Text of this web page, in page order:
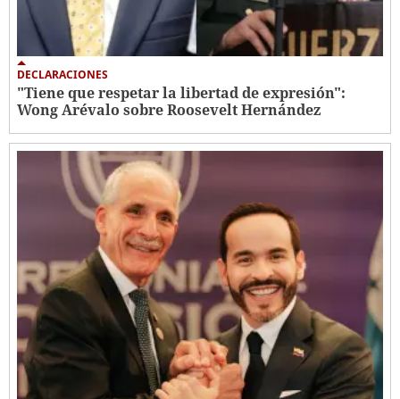
DECLARACIONES
"Tiene que respetar la libertad de expresión":
Wong Arévalo sobre Roosevelt Hernández